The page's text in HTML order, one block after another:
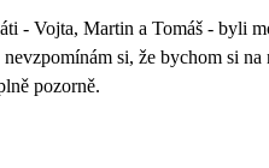
- Vojta, Martin a Tomáš - byli
si, že bychom si
pozorně.